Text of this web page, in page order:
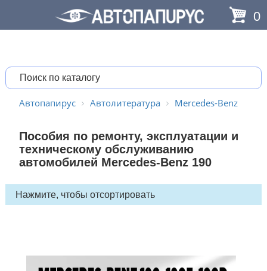
0
Автопапирус Автолитература Mercedes-Benz
Пособия по ремонту, эксплуатации и
техническому обслуживанию
автомобилей Mercedes-Benz 190